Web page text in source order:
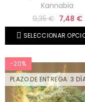
Kannabia
9,35 € 7,48 €
SELECCIONAR
-20%
PLAZO DE ENTREGA: 3